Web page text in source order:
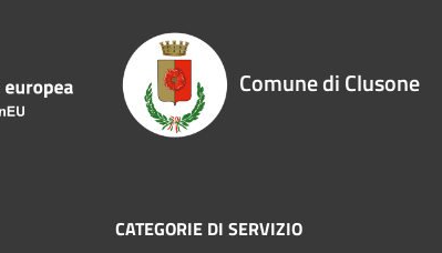
Comune di Clusone
CATEGORIE DI SERVIZIO